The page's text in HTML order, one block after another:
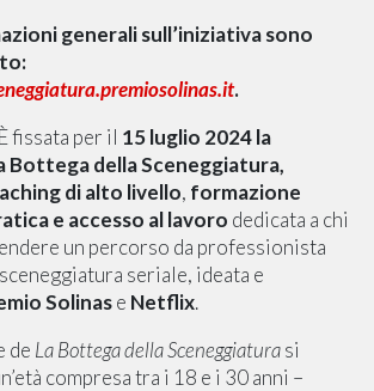
generali sull’iniziativa sono
.
fissata per il 15 luglio 2024 la
Bottega della Sceneggiatura,
di alto livello, formazione
e accesso al lavoro dedicata a chi
un percorso da professionista
seriale, ideata e
Solinase Netflix.
de La Bottega della Sceneggiaturasi
compresa tra i 18 e i 30 anni –